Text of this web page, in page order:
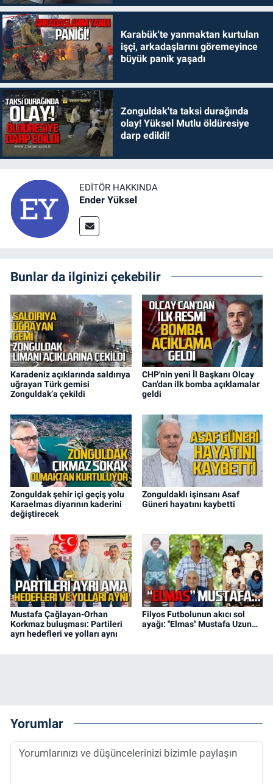
Karabük'te yanmaktan kurtulan
işçi, arkadaşlarını göremeyince
büyük panik yaşadı
Zonguldak'ta taksi durağında
olay! Yüksel Mutlu öldüresiye
darp edildi!
EDITÖR HAKKINDA
Ender Yüksel
Bunlar da ilginizi çekebilir
Karadeniz açıklarında saldırıya
uğrayan Türk gemisi
Zonguldak’a çekildi
CHP'nin yeni İl Başkanı Olcay
Can’dan ilk bomba açıklamalar
geldi
Zonguldak şehir içi geçiş yolu
Karaelmas diyarının kaderini
değiştirecek
Zonguldaklı işinsanı Asaf
Güneri hayatını kaybetti
Mustafa Çağlayan-Orhan
Korkmaz buluşması: Partileri
ayrı hedefleri ve yolları aynı
Filyos Futbolunun akıcı sol
ayağı: ''Elmas'' Mustafa Uzun…
Yorumlar